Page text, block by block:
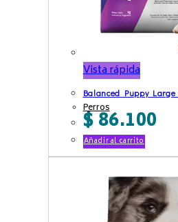
Vista rápida
Balanced Puppy Large
Perros
$86.100
Añadir al carrito